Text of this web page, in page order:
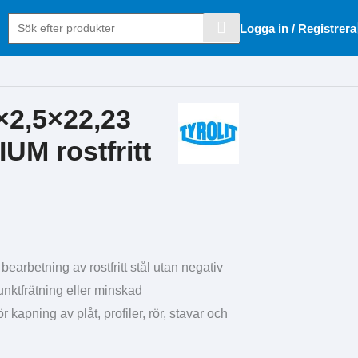
Logga in / Registrera
rostfritt
av rostfritt stål utan negativ
eller minskad
kapning av plåt, profiler, rör, stavar och